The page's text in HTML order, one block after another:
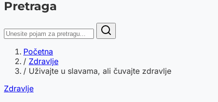
Pretraga
Početna
/ Zdravlje
/ Uživajte u slavama, ali čuvajte zdravlje
Zdravlje